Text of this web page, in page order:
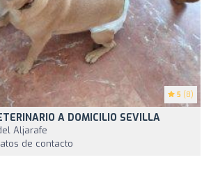
5 (8)
A DOMICILIO SEVILLA
Aljarafe
de contacto